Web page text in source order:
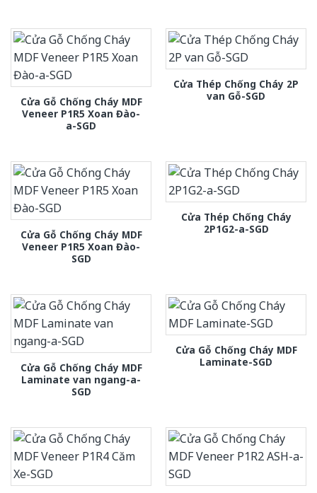
Cửa Gỗ Chống Cháy MDF
Veneer P1R5 Xoan Đào-
a-SGD
Cửa Thép Chống Cháy 2P
van Gỗ-SGD
Cửa Gỗ Chống Cháy MDF
Veneer P1R5 Xoan Đào-
SGD
Cửa Thép Chống Cháy
2P1G2-a-SGD
Cửa Gỗ Chống Cháy MDF
Laminate van ngang-a-
SGD
Cửa Gỗ Chống Cháy MDF
Laminate-SGD